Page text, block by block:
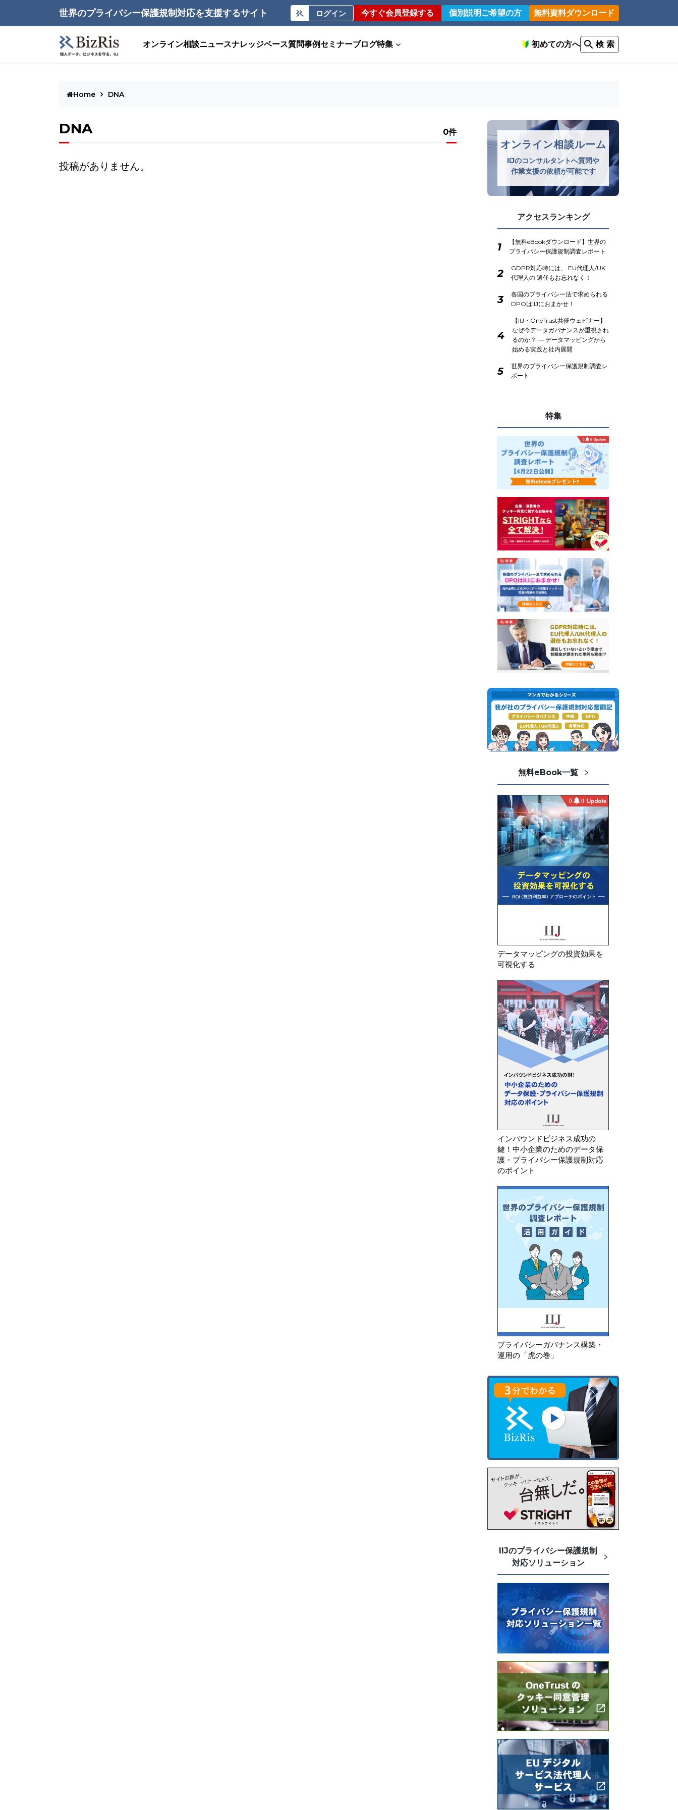
世界のプライバシー保護規制対応を支援するサイト ログイン 今すぐ会員登録する 個別説明ご希望の方 無料資料ダウンロード
オンライン相談ニュースナレッジベース質問事例 セミナーブログ特集 初めての方へ 検 索
Home DNA
DNA 0件
投稿がありません。
オンライン相談ルーム
IIJのコンサルタントへ質問や
作業支援の依頼が可能です
アクセスランキング
1
【無料eBookダウンロード】世界の
プライバシー保護規制調査レポート
2
GDPR対応時には、 EU代理人/UK
代理人の 選任もお忘れなく！
3
各国のプライバシー法で求められる
DPOはIIJにおまかせ！
4
【IIJ・OneTrust共催ウェビナー】
なぜ今データガバナンスが重視され
るのか？ ― データマッピングから
始める実践と社内展開
5
世界のプライバシー保護規制調査レ
ポート
特集
無料eBook一覧
データマッピングの投資効果を
可視化する
インバウンドビジネス成功の
鍵！中小企業のためのデータ保
護・プライバシー保護規制対応
のポイント
プライバシーガバナンス構築・
運用の「虎の巻」
IIJのプライバシー保護規制
対応ソリューション